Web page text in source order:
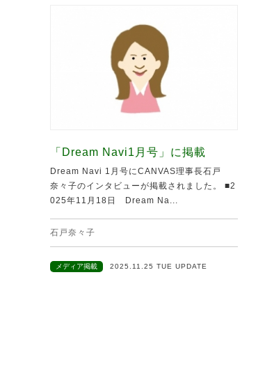
「Dream Navi1月号」に掲載
Dream Navi 1月号にCANVAS理事長石戸
奈々子のインタビューが掲載されました。 ■2
025年11月18日 Dream Na...
石戸奈々子
メディア掲載 2025.11.25 TUE UPDATE